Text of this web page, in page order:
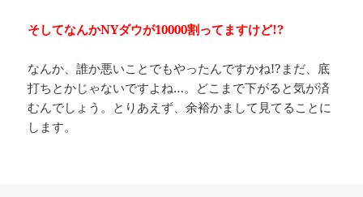
そしてなんかNYダウが10000割ってますけど!?
なんか、誰か悪いことでもやったんですかね!?まだ、底
打ちとかじゃないですよね…。どこまで下がると気が済
むんでしょう。とりあえず、余裕かまして見てることに
します。